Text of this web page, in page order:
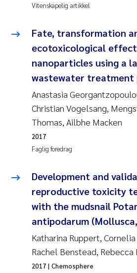
Vitenskapelig artikkel
Fate, transformation
ecotoxicological
nanoparticles using a
wastewater treatment
Anastasia
Christian Vogelsang,
Thomas, Ailbhe Macken
Faglig foredrag
2017
Development and
reproductive toxicity
with the mudsnail
antipodarum
Katharina Ruppert, Cornelia
Rachel Benstead, Rebecca
2017 | Chemosphere